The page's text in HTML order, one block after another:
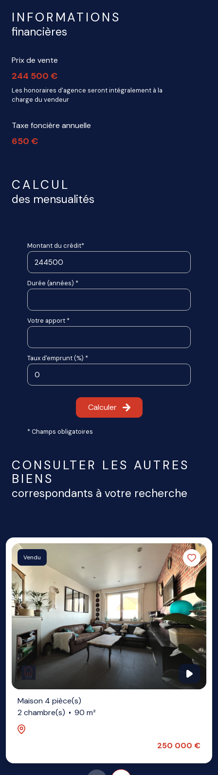
INFORMATIONS
financières
Prix de vente
244 500 €
Les honoraires d'agence seront intégralement à la
charge du vendeur
Taxe foncière annuelle
650 €
CALCUL
des mensualités
Montant du crédit*
Durée (années) *
Votre apport *
Taux d'emprunt (%) *
Calculer
* Champs obligatoires
CONSULTER LES AUTRES
BIENS
correspondants à votre recherche
Vendu
Maison 4 pièce(s)
2 chambre(s)
90 m²
250 000 €